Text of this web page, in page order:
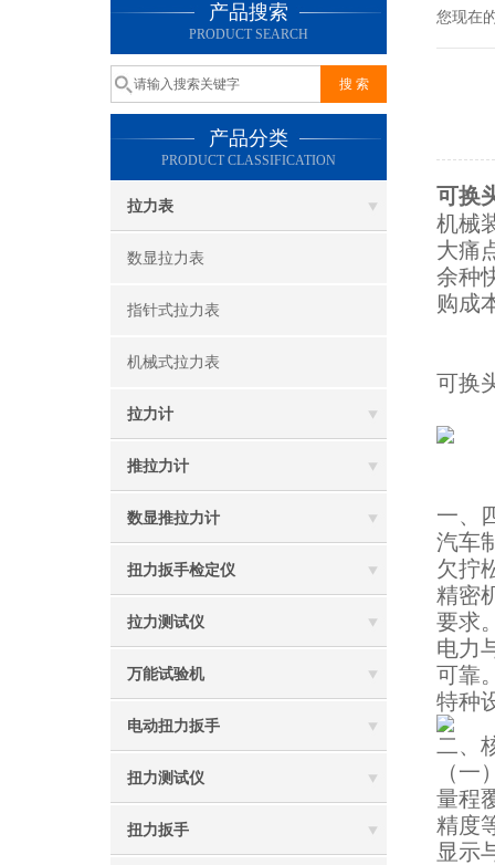
产品搜索
PRODUCT SEARCH
产品分类
PRODUCT CLASSIFICATION
拉力表
数显拉力表
指针式拉力表
机械式拉力表
拉力计
推拉力计
数显推拉力计
扭力扳手检定仪
拉力测试仪
万能试验机
电动扭力扳手
扭力测试仪
扭力扳手
您现在
可换
机械
大痛
余种
购成
可换
一、
汽车
欠拧
精密
要求
电力
可靠
特种
二、
（一
量程
精度
显示